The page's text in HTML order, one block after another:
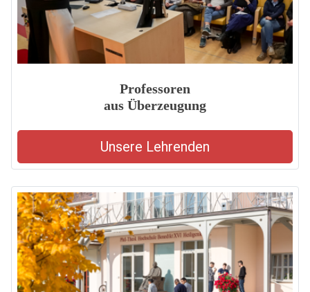
Professoren
aus Überzeugung
Unsere Lehrenden